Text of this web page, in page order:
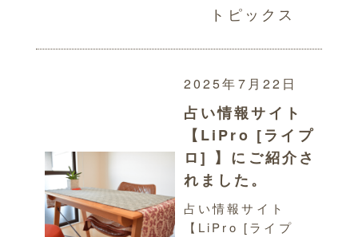
トピックス
2025年7月22日
占い情報サイト
【LiPro [ライプ
ロ] 】にご紹介さ
れました。
占い情報サイト
【LiPro [ライプ